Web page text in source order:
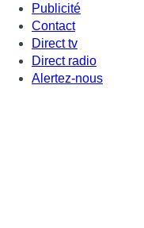
Publicité
Contact
Direct tv
Direct radio
Alertez-nous